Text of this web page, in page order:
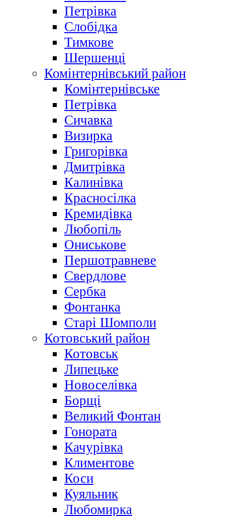
Петрівка
Слобідка
Тимкове
Шершенці
Комінтернівський район
Комінтернівське
Петрівка
Сичавка
Визирка
Григорівка
Дмитрівка
Калинівка
Красносілка
Кремидівка
Любопіль
Ониськове
Першотравневе
Свердлове
Сербка
Фонтанка
Старі Шомполи
Котовський район
Котовськ
Липецьке
Новоселівка
Борщі
Великий Фонтан
Гонората
Качурівка
Климентове
Коси
Куяльник
Любомирка